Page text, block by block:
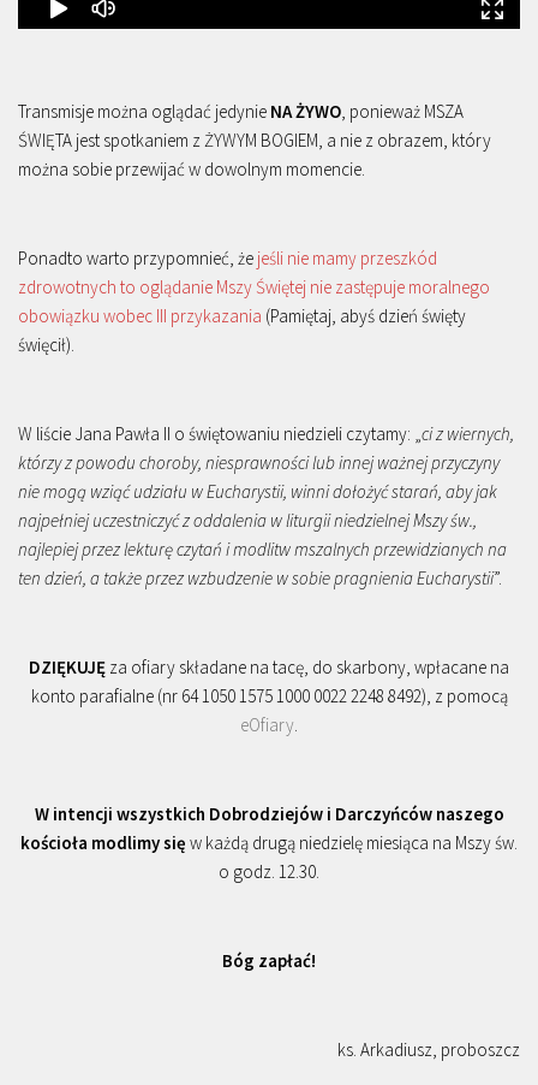
Transmisje można oglądać jedynie NA ŻYWO, ponieważ MSZA
ŚWIĘTA jest spotkaniem z ŻYWYM BOGIEM, a nie z obrazem, który
można sobie przewijać w dowolnym momencie.
Ponadto warto przypomnieć, że jeśli nie mamy przeszkód
zdrowotnych to oglądanie Mszy Świętej nie zastępuje moralnego
obowiązku wobec III przykazania (Pamiętaj, abyś dzień święty
święcił).
W liście Jana Pawła II o świętowaniu niedzieli czytamy: „ci z wiernych,
którzy z powodu choroby, niesprawności lub innej ważnej przyczyny
nie mogą wziąć udziału w Eucharystii, winni dołożyć starań, aby jak
najpełniej uczestniczyć z oddalenia w liturgii niedzielnej Mszy św.,
najlepiej przez lekturę czytań i modlitw mszalnych przewidzianych na
ten dzień, a także przez wzbudzenie w sobie pragnienia Eucharystii”.
DZIĘKUJĘ za ofiary składane na tacę, do skarbony, wpłacane na
konto parafialne (nr 64 1050 1575 1000 0022 2248 8492), z pomocą
eOfiary.
W intencji wszystkich Dobrodziejów i Darczyńców naszego
kościoła modlimy się w każdą drugą niedzielę miesiąca na Mszy św.
o godz. 12.30.
Bóg zapłać!
ks. Arkadiusz, proboszcz